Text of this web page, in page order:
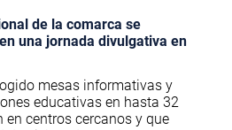
de la comarca se
una jornada divulgativa en
mesas informativas y
educativas en hasta 32
centros cercanos y que